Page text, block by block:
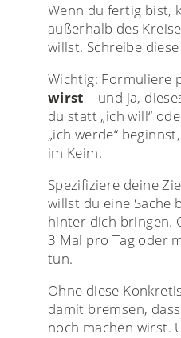
Wenn du fertig bist,
außerhalb des
willst. Schreibe
Wichtig: Formuliere
wirst – und ja,
du statt „ich will“
„ich werde“
im Keim.
Spezifiziere deine
willst du eine Sache
hinter dich bringen.
3 Mal pro Tag oder
tun.
Ohne diese
damit bremsen,
noch machen wirst.